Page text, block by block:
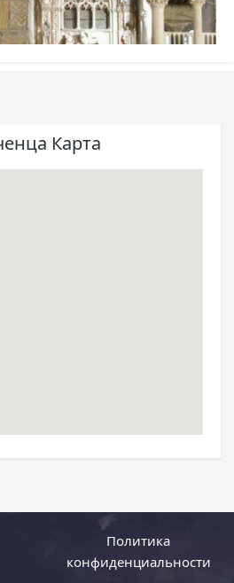
Карта
Политика
конфиденциальности